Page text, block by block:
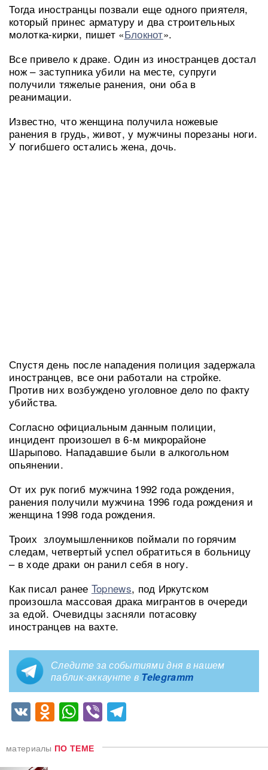
Тогда иностранцы позвали еще одного приятеля,
который принес арматуру и два строительных
молотка-кирки, пишет «Блокнот».
Все привело к драке. Один из иностранцев достал
нож – заступника убили на месте, супруги
получили тяжелые ранения, они оба в
реанимации.
Известно, что женщина получила ножевые
ранения в грудь, живот, у мужчины порезаны ноги.
У погибшего остались жена, дочь.
Спустя день после нападения полиция задержала
иностранцев, все они работали на стройке.
Против них возбуждено уголовное дело по факту
убийства.
Согласно официальным данным полиции,
инцидент произошел в 6-м микрорайоне
Шарыпово. Нападавшие были в алкогольном
опьянении.
От их рук погиб мужчина 1992 года рождения,
ранения получили мужчина 1996 года рождения и
женщина 1998 года рождения.
Троих злоумышленников поймали по горячим
следам, четвертый успел обратиться в больницу
– в ходе драки он ранил себя в ногу.
Как писал ранее Topnews, под Иркутском
произошла массовая драка мигрантов в очереди
за едой. Очевидцы засняли потасовку
иностранцев на вахте.
Следите за событиями дня в нашем
паблик-аккаунте в Telegramm
VKOdnoklassniki
WhatsApp
Viber
материалы ПО ТЕМЕ